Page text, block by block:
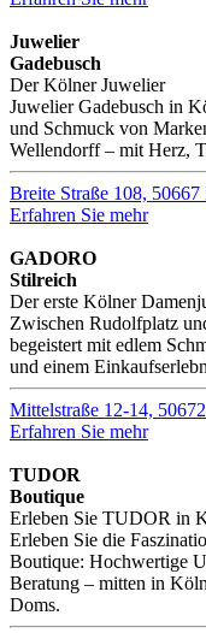
Juwelier
Gadebusch
Der Kölner Juwelier
Juwelier Gadebusch in
und Schmuck von
Wellendorff – mit Herz,
Breite Straße 108,
Erfahren Sie mehr
GADORO
Stilreich
Der erste Kölner
Zwischen Rudolfplatz
begeistert mit edlem
und einem
Mittelstraße 12-14,
Erfahren Sie mehr
TUDOR
Boutique
Erleben Sie TUDOR in
Erleben Sie die
Boutique: Hochwertige
Beratung – mitten in
Doms.